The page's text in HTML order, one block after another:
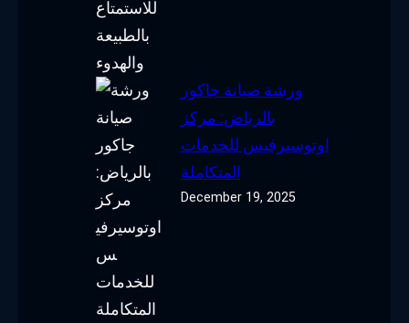
ورشة صيانة جاكور
بالرياض: مركز
اوتوسيرفيس للخدمات
المتكاملة
December 19, 2025